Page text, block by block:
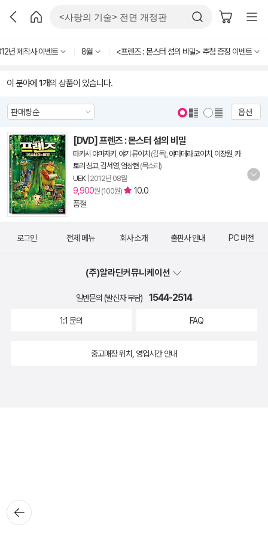
년 제작사 이벤트 8월 <프렌즈 : 몬스터 섬의 비밀> 추첨 증정 이벤트
이 분야에 1개의 상품이 있습니다.
옵션
[DVD] 프렌즈 : 몬스터 섬의 비밀
타카시 야마자키 야기 류이치 (감독), 야마데라 코이치 이장원 카
토리 싱고, 김서영, 엄상현 (목소리)
UEK| 2012년 08월
9,900원 (100원)
10.0
품절
뒤로가
기
로그인 전체 메뉴 회사 소개 출판사 안내 PC 버전
(주)알라딘커뮤니케이션
일반문의 (발신자 부담) 1544-2514
1:1 문의 FAQ
중고매장 위치, 영업시간 안내